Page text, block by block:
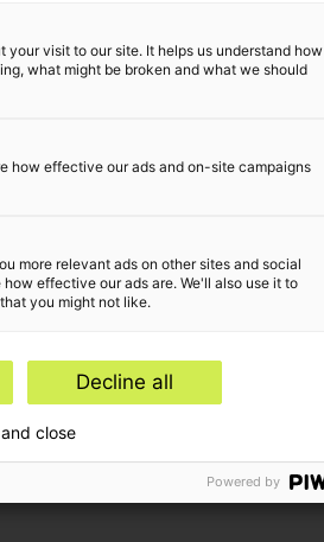
your visit to our site. It helps us understand how
what might be broken and what we should
how effective our ads and on-site campaigns
more relevant ads on other sites and social
how effective our ads are. We'll also use it to
you might not like.
Decline all
close
Powered by